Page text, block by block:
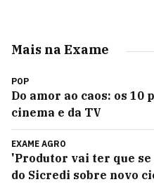
Mais na Exame
POP
Do amor ao caos: os 10
cinema e da TV
EXAME AGRO
'Produtor vai ter que
do Sicredi sobre novo